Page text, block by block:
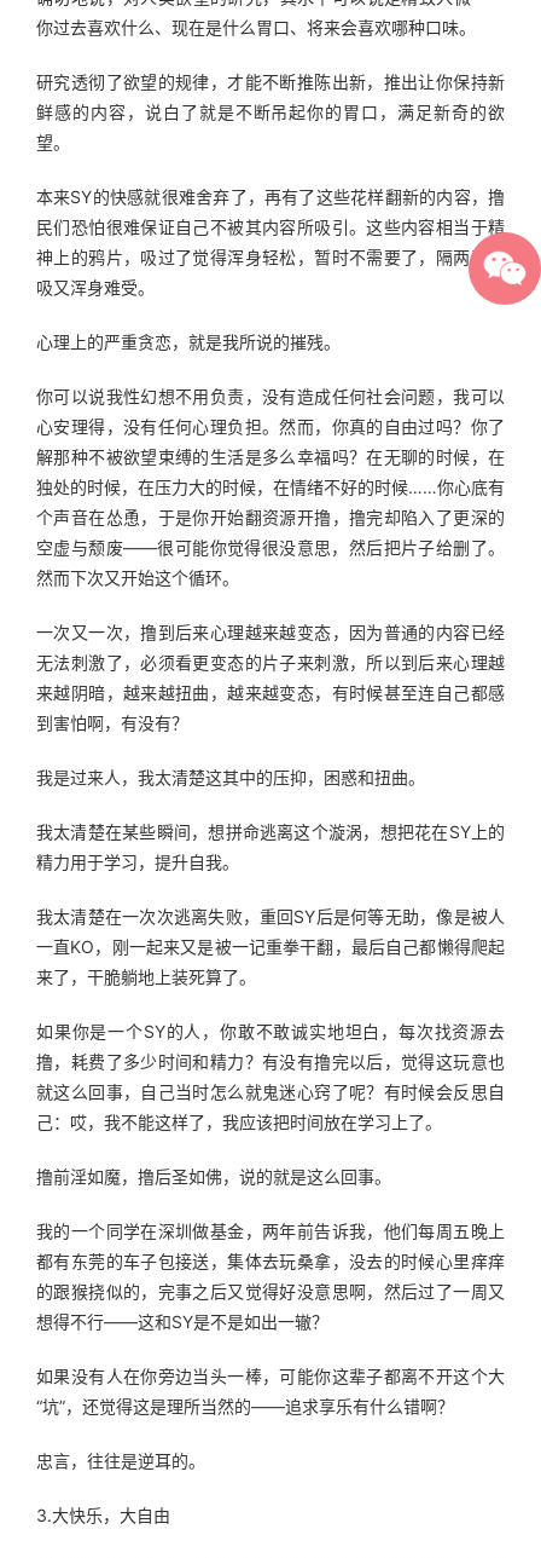
你过去喜欢什么、现在是什么胃口、将来会喜欢哪种口味。
研究透彻了欲望的规律，才能不断推陈出新，推出让你保持新
鲜感的内容，说白了就是不断吊起你的胃口，满足新奇的欲
望。
本来SY的快感就很难舍弃了，再有了这些花样翻新的内容，撸
民们恐怕很难保证自己不被其内容所吸引。这些内容相当于精
神上的鸦片，吸过了觉得浑身轻松，暂时不需要了，隔两天不
吸又浑身难受。
心理上的严重贪恋，就是我所说的摧残。
你可以说我性幻想不用负责，没有造成任何社会问题，我可以
心安理得，没有任何心理负担。然而，你真的自由过吗？你了
解那种不被欲望束缚的生活是多么幸福吗？在无聊的时候，在
独处的时候，在压力大的时候，在情绪不好的时候……你心底有
个声音在怂恿，于是你开始翻资源开撸，撸完却陷入了更深的
空虚与颓废——很可能你觉得很没意思，然后把片子给删了。
然而下次又开始这个循环。
一次又一次，撸到后来心理越来越变态，因为普通的内容已经
无法刺激了，必须看更变态的片子来刺激，所以到后来心理越
来越阴暗，越来越扭曲，越来越变态，有时候甚至连自己都感
到害怕啊，有没有？
我是过来人，我太清楚这其中的压抑，困惑和扭曲。
我太清楚在某些瞬间，想拼命逃离这个漩涡，想把花在SY上的
精力用于学习，提升自我。
我太清楚在一次次逃离失败，重回SY后是何等无助，像是被人
一直KO，刚一起来又是被一记重拳干翻，最后自己都懒得爬起
来了，干脆躺地上装死算了。
如果你是一个SY的人，你敢不敢诚实地坦白，每次找资源去
撸，耗费了多少时间和精力？有没有撸完以后，觉得这玩意也
就这么回事，自己当时怎么就鬼迷心窍了呢？有时候会反思自
己：哎，我不能这样了，我应该把时间放在学习上了。
撸前淫如魔，撸后圣如佛，说的就是这么回事。
我的一个同学在深圳做基金，两年前告诉我，他们每周五晚上
都有东莞的车子包接送，集体去玩桑拿，没去的时候心里痒痒
的跟猴挠似的，完事之后又觉得好没意思啊，然后过了一周又
想得不行——这和SY是不是如出一辙？
如果没有人在你旁边当头一棒，可能你这辈子都离不开这个大
“坑”，还觉得这是理所当然的——追求享乐有什么错啊？
忠言，往往是逆耳的。
3.大快乐，大自由